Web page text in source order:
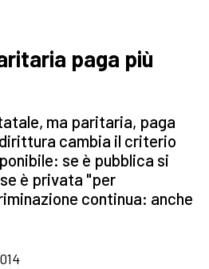
paga più
ma paritaria, paga
cambia il criterio
se è pubblica si
è privata "per
continua: anche